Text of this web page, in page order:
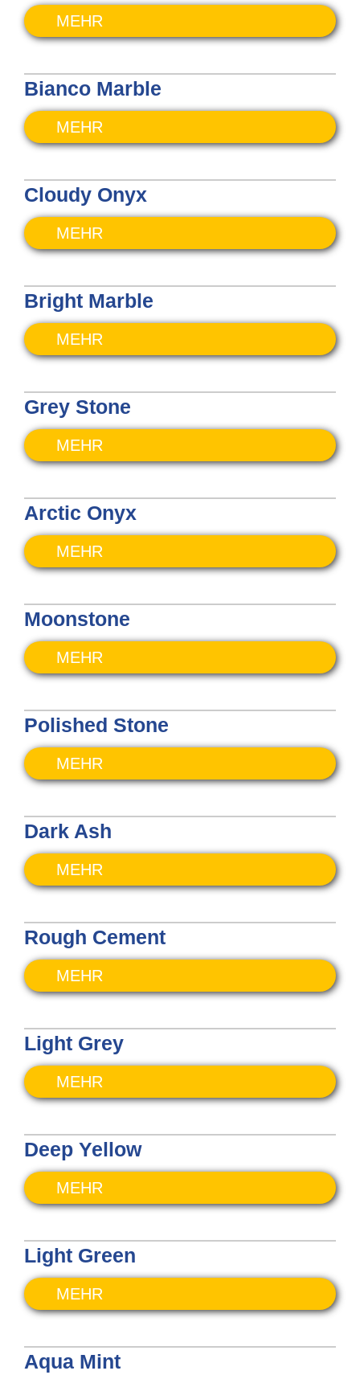
MEHR
Bianco Marble
MEHR
Cloudy Onyx
MEHR
Bright Marble
MEHR
Grey Stone
MEHR
Arctic Onyx
MEHR
Moonstone
MEHR
Polished Stone
MEHR
Dark Ash
MEHR
Rough Cement
MEHR
Light Grey
MEHR
Deep Yellow
MEHR
Light Green
MEHR
Aqua Mint